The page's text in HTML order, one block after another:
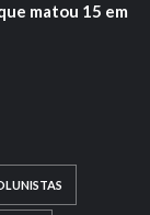
matou 15 em